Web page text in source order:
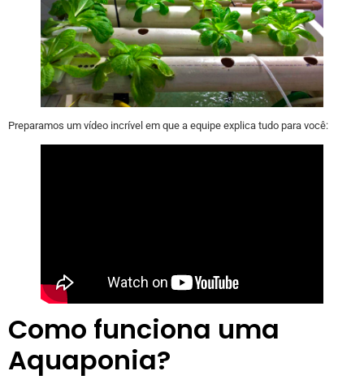
Preparamos um vídeo incrível em que a equipe explica tudo para você:
Como funciona uma
Aquaponia?